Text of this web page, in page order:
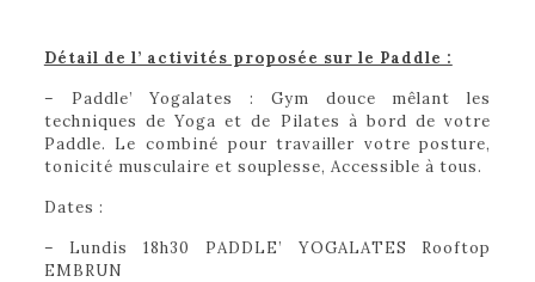
Détail de l’ activités proposée sur le Paddle :
– Paddle’ Yogalates : Gym douce mêlant les
techniques de Yoga et de Pilates à bord de votre
Paddle. Le combiné pour travailler votre posture,
tonicité musculaire et souplesse, Accessible à tous.
Dates :
– Lundis 18h30 PADDLE’ YOGALATES Rooftop
EMBRUN